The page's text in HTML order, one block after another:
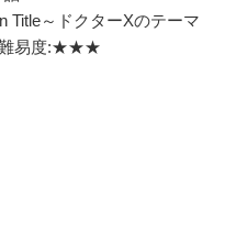
Title～ドクターXのテーマ
難易度:★★★